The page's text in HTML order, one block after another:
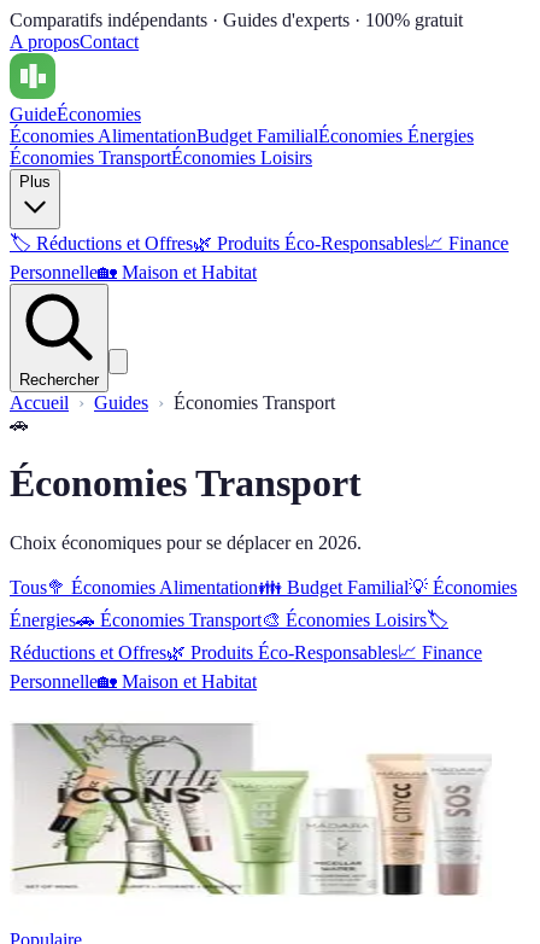
Comparatifs indépendants · Guides d'experts · 100% gratuit
A proposContact
GuideÉconomies
Économies AlimentationBudget FamilialÉconomies Énergies
Économies TransportÉconomies Loisirs
Plus
🏷️ Réductions et Offres🌿 Produits Éco-Responsables📈 Finance
Personnelle🏡 Maison et Habitat
Rechercher
Accueil Guides
Économies Transport
🚗
Économies Transport
Choix économiques pour se déplacer en 2026.
Tous🥦 Économies Alimentation👪 Budget Familial💡 Économies
Énergies🚗 Économies Transport🎨 Économies Loisirs🏷️
Réductions et Offres🌿 Produits Éco-Responsables📈 Finance
Personnelle🏡 Maison et Habitat
Populaire